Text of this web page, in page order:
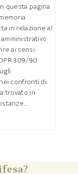
questa pagina
in relazione al
ai sensi
309/90
confronti di
trovato in